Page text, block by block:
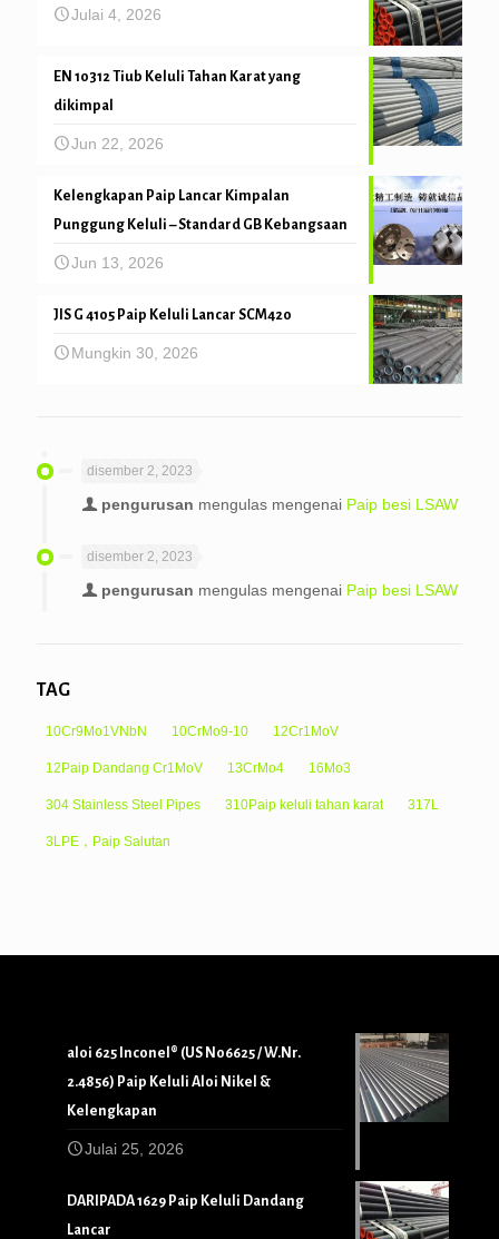
Julai 4, 2026
EN 10312 Tiub Keluli Tahan Karat yang
dikimpal
Jun 22, 2026
Kelengkapan Paip Lancar Kimpalan
Punggung Keluli – Standard GB Kebangsaan
Jun 13, 2026
JIS G 4105 Paip Keluli Lancar SCM420
Mungkin 30, 2026
disember 2, 2023
pengurusan mengulas mengenai Paip besi LSAW
disember 2, 2023
pengurusan mengulas mengenai Paip besi LSAW
TAG
10Cr9Mo1VNbN 10CrMo9-10 12Cr1MoV
12Paip Dandang Cr1MoV 13CrMo4 16Mo3
304 Stainless Steel Pipes 310Paip keluli tahan karat 317L
3LPE，Paip Salutan
aloi 625 Inconel® (US N06625 / W.Nr.
2.4856) Paip Keluli Aloi Nikel &
Kelengkapan
Julai 25, 2026
DARIPADA 1629 Paip Keluli Dandang
Lancar